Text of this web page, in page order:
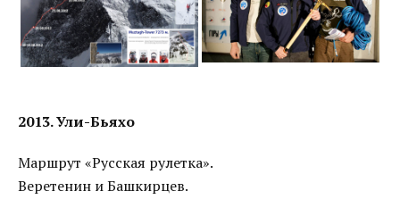
2013. Ули-Бьяхо
Маршрут «Русская рулетка».
Веретенин и Башкирцев.